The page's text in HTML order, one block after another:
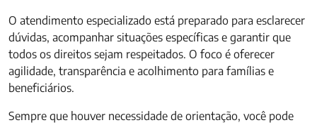
O atendimento especializado está preparado para esclarecer
dúvidas, acompanhar situações específicas e garantir que
todos os direitos sejam respeitados. O foco é oferecer
agilidade, transparência e acolhimento para famílias e
beneficiários.
Sempre que houver necessidade de orientação, você pode